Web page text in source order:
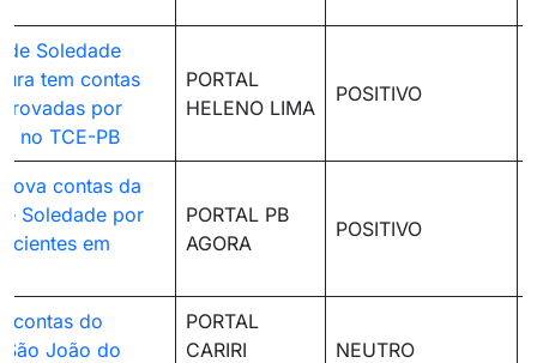
Soledade
tem contas
por
no TCE-PB
PORTAL
HELENO LIMA
POSITIVO
contas da
Soledade por
em
PORTAL PB
AGORA
POSITIVO
contas do
João do
PORTAL
CARIRI
NEUTRO